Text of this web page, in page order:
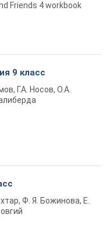
Friends 4 workbook
9 класс
Г.А. Носов, О.А.
Ф. Я. Божинова, Е.